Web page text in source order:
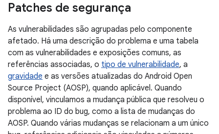
Patches de segurança
As vulnerabilidades são agrupadas pelo componente
afetado. Há uma descrição do problema e uma tabela
com as vulnerabilidades e exposições comuns, as
referências associadas, o tipo de vulnerabilidade, a
gravidade e as versões atualizadas do Android Open
Source Project (AOSP), quando aplicável. Quando
disponível, vinculamos a mudança pública que resolveu o
problema ao ID do bug, como a lista de mudanças do
AOSP. Quando várias mudanças se relacionam a um único